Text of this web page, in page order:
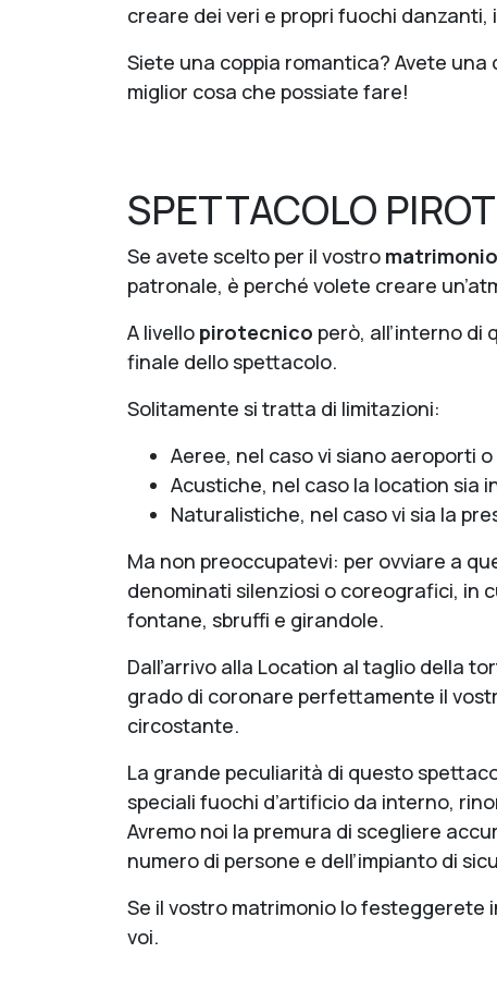
creare dei veri e propri fuochi
Siete una coppia romantica? Avete una
miglior cosa che possiate fare!
SPETTACOLO
Se avete scelto per il vostro
patronale, è perché volete creare
A livello pirotecnico però, all’interno
finale dello spettacolo.
Solitamente si tratta di limitazioni:
Aeree, nel caso vi siano aeroporti
Acustiche, nel caso la location sia
Naturalistiche, nel caso vi sia la
Ma non preoccupatevi: per ovviare a
denominati silenziosi o coreografici, in
fontane, sbruffi e girandole.
Dall’arrivo alla Location al taglio della
grado di coronare perfettamente il
circostante.
La grande peculiarità di questo
speciali fuochi d’artificio da interno,
Avremo noi la premura di scegliere
numero di persone e dell’impianto di
Se il vostro matrimonio lo festeggerete
voi.